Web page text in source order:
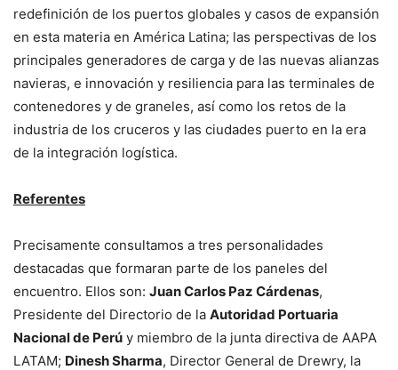
redefinición de los puertos globales y casos de expansión
en esta materia en América Latina; las perspectivas de los
principales generadores de carga y de las nuevas alianzas
navieras, e innovación y resiliencia para las terminales de
contenedores y de graneles, así como los retos de la
industria de los cruceros y las ciudades puerto en la era
de la integración logística.
Referentes
Precisamente consultamos a tres personalidades
destacadas que formaran parte de los paneles del
encuentro. Ellos son: Juan Carlos Paz Cárdenas,
Presidente del Directorio de la Autoridad Portuaria
Nacional de Perú y miembro de la junta directiva de AAPA
LATAM; Dinesh Sharma, Director General de Drewry, la